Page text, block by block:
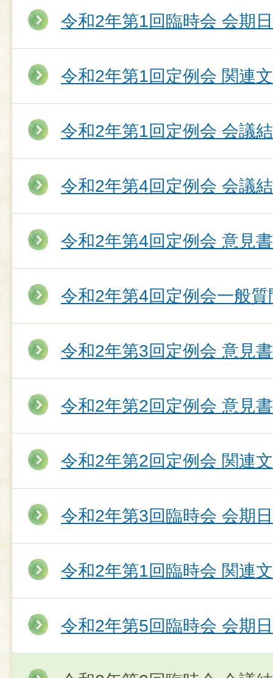
令和2年第1回臨時会 会期
令和2年第1回定例会 関連
令和2年第1回定例会 会議
令和2年第4回定例会 会議
令和2年第4回定例会 意見
令和2年第4回定例会一般質
令和2年第3回定例会 意見
令和2年第2回定例会 意見
令和2年第2回定例会 関連
令和2年第3回臨時会 会期
令和2年第1回臨時会 関連
令和2年第5回臨時会 会期